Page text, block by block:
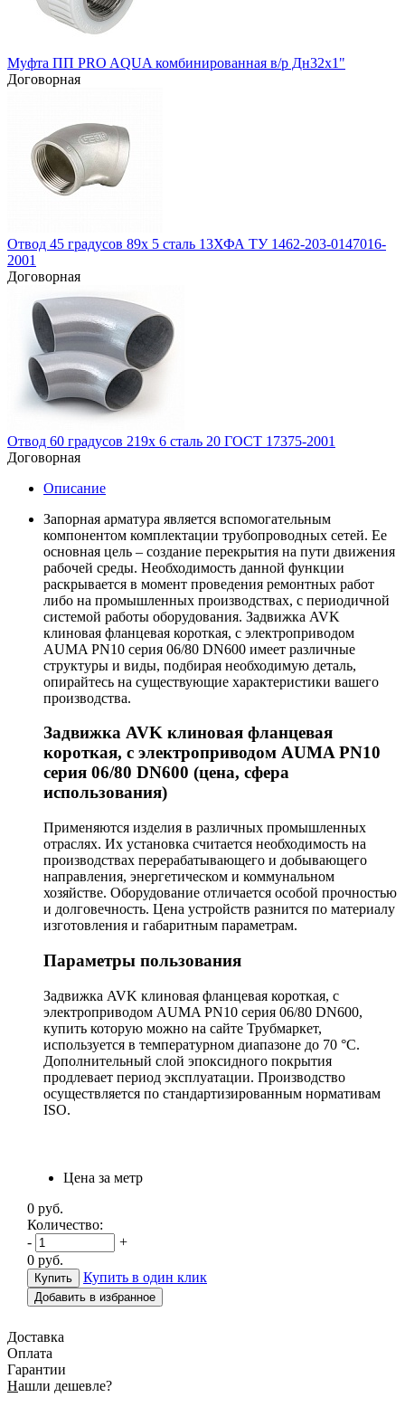
Муфта ПП PRO AQUA комбинированная в/р Дн32x1"
Договорная
Отвод 45 градусов 89х 5 сталь 13ХФА ТУ 1462-203-0147016-
2001
Договорная
Отвод 60 градусов 219х 6 сталь 20 ГОСТ 17375-2001
Договорная
Описание
Запорная арматура является вспомогательным
компонентом комплектации трубопроводных сетей. Ее
основная цель – создание перекрытия на пути движения
рабочей среды. Необходимость данной функции
раскрывается в момент проведения ремонтных работ
либо на промышленных производствах, с периодичной
системой работы оборудования. Задвижка AVK
клиновая фланцевая короткая, с электроприводом
AUMA PN10 серия 06/80 DN600 имеет различные
структуры и виды, подбирая необходимую деталь,
опирайтесь на существующие характеристики вашего
производства.
Задвижка AVK клиновая фланцевая
короткая, с электроприводом AUMA PN10
серия 06/80 DN600 (цена, сфера
использования)
Применяются изделия в различных промышленных
отраслях. Их установка считается необходимость на
производствах перерабатывающего и добывающего
направления, энергетическом и коммунальном
хозяйстве. Оборудование отличается особой прочностью
и долговечность. Цена устройств разнится по материалу
изготовления и габаритным параметрам.
Параметры пользования
Задвижка AVK клиновая фланцевая короткая, с
электроприводом AUMA PN10 серия 06/80 DN600,
купить которую можно на сайте Трубмаркет,
используется в температурном диапазоне до 70 °С.
Дополнительный слой эпоксидного покрытия
продлевает период эксплуатации. Производство
осуществляется по стандартизированным нормативам
ISO.
Цена за метр
0 руб.
Количество:
-
+
0 руб.
Купить в один клик
Добавить в избранное
Доставка
Оплата
Гарантии
Нашли дешевле?